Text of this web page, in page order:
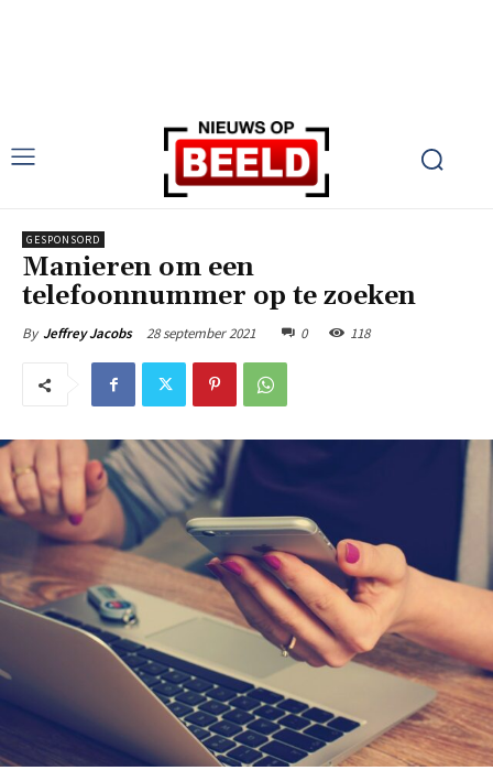
GESPONSORD
Manieren om een
telefoonnummer op te zoeken
By Jeffrey Jacobs 28 september 2021 0 118